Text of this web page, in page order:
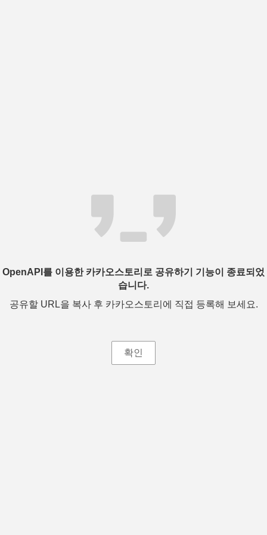
OpenAPI를 이용한 카카오스토리로 공유하기 기능이 종료되었
습니다.
공유할 URL을 복사 후 카카오스토리에 직접 등록해 보세요.
확인